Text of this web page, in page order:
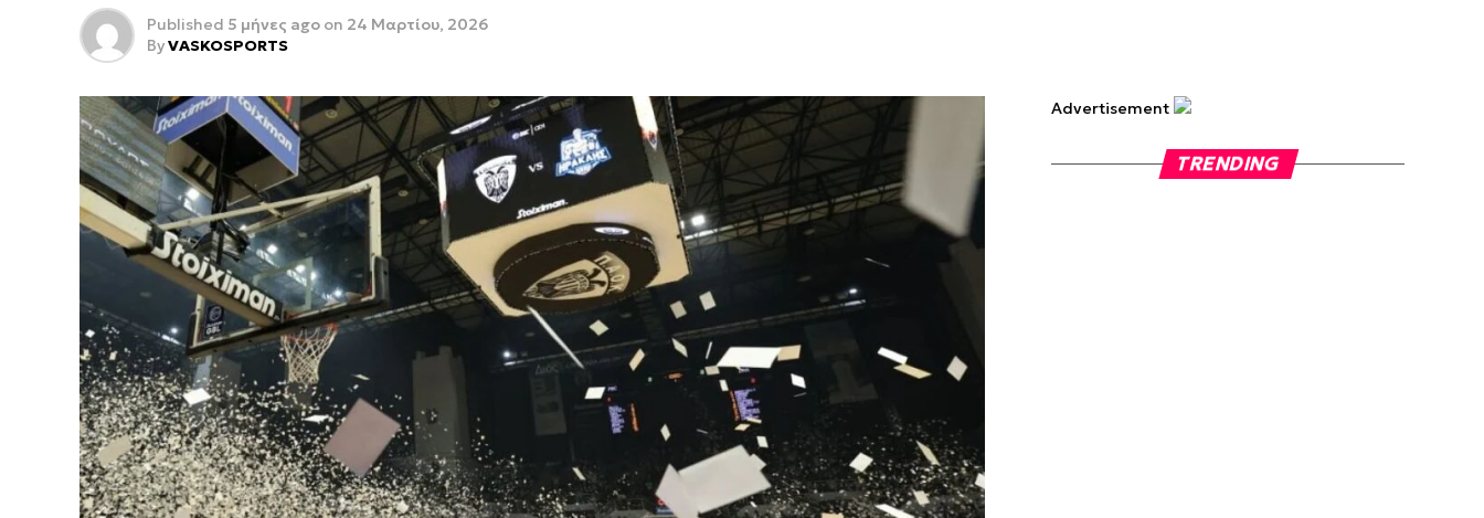
Published 5 μήνες ago on 24 Μαρτίου, 2026
ByVASKOSPORTS
Advertisement
TRENDING